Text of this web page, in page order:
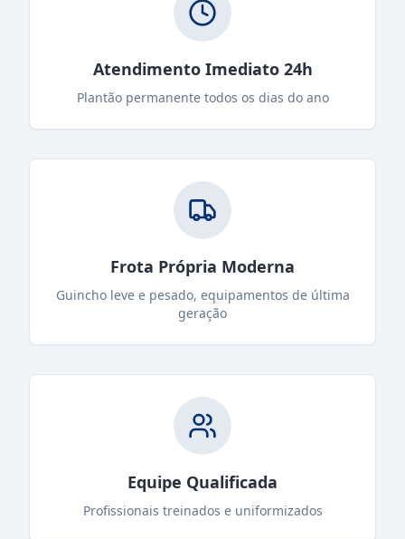
Atendimento Imediato 24h
Plantão permanente todos os dias do ano
Frota Própria Moderna
Guincho leve e pesado, equipamentos de última
geração
Equipe Qualificada
Profissionais treinados e uniformizados